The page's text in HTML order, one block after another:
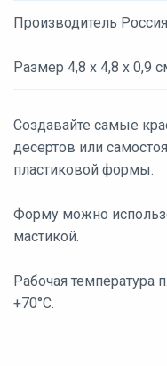
Производитель Россия
Размер 4,8 х 4,8 х 0,9
Создавайте самые
десертов или
пластиковой формы.
Форму можно
мастикой.
Рабочая температура
+70°С.